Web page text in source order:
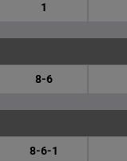
1
8-6
8-6-1